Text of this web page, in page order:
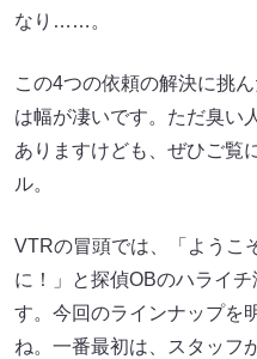
なり……。
この4つの依頼の解決に挑
は幅が凄いです。ただ臭い
ありますけども、ぜひご覧
ル。
VTRの冒頭では、「ようこ
に！」と探偵OBのハライ
す。今回のラインナップを
ね。一番最初は、スタッフ